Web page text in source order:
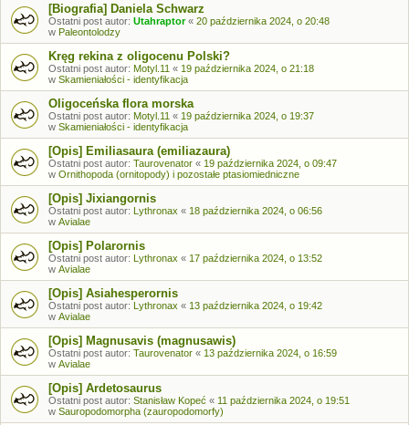
[Biografia] Daniela Schwarz
Ostatni post autor: Utahraptor« 20 października 2024, o 20:48
w Paleontolodzy
Kręg rekina z oligocenu Polski?
Ostatni post autor: Motyl.11 « 19 października 2024, o 21:18
w Skamieniałości - identyfikacja
Oligoceńska flora morska
Ostatni post autor: Motyl.11 « 19 października 2024, o 19:37
w Skamieniałości - identyfikacja
[Opis] Emiliasaura (emiliazaura)
Ostatni post autor: Taurovenator « 19 października 2024, o 09:47
w Ornithopoda (ornitopody) i pozostałe ptasiomiedniczne
[Opis] Jixiangornis
Ostatni post autor: Lythronax « 18 października 2024, o 06:56
w Avialae
[Opis] Polarornis
Ostatni post autor: Lythronax « 17 października 2024, o 13:52
w Avialae
[Opis] Asiahesperornis
Ostatni post autor: Lythronax « 13 października 2024, o 19:42
w Avialae
[Opis] Magnusavis (magnusawis)
Ostatni post autor: Taurovenator « 13 października 2024, o 16:59
w Avialae
[Opis] Ardetosaurus
Ostatni post autor: Stanisław Kopeć « 11 października 2024, o 19:51
w Sauropodomorpha (zauropodomorfy)